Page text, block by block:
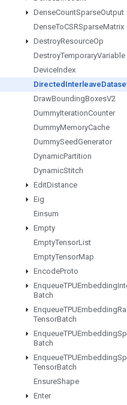
DenseCountSparseOutput
DenseToCSRSparseMatrix
DestroyResourceOp
DestroyTemporaryVariable
DeviceIndex
Directed Interleave
DrawBoundingBoxesV2
DummyIterationCounter
DummyMemoryCache
DummySeedGenerator
DynamicPartition
DynamicStitch
EditDistance
Eig
Einsum
Empty
EmptyTensorList
EmptyTensorMap
EncodeProto
EnqueueTPUEmbedding
Batch
EnqueueTPUEmbedding
TensorBatch
EnqueueTPUEmbedding
Batch
EnqueueTPUEmbedding
TensorBatch
EnsureShape
Enter